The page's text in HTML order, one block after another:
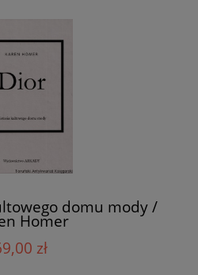
domu mody /
Homer
zł